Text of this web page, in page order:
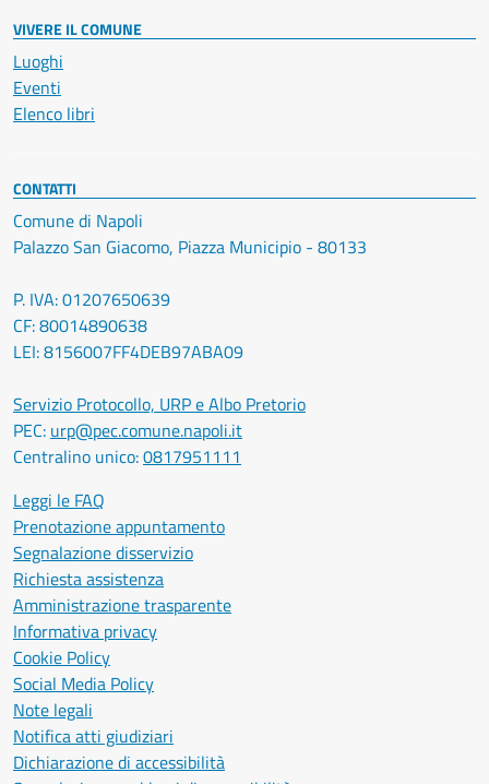
VIVERE IL COMUNE
Luoghi
Eventi
Elenco libri
CONTATTI
Comune di Napoli
Palazzo San Giacomo, Piazza Municipio - 80133
P. IVA: 01207650639
CF: 80014890638
LEI: 8156007FF4DEB97ABA09
Servizio Protocollo, URP e Albo Pretorio
PEC: urp@pec.comune.napoli.it
Centralino unico:0817951111
Leggi le FAQ
Prenotazione appuntamento
Segnalazione disservizio
Richiesta assistenza
Amministrazione trasparente
Informativa privacy
Cookie Policy
Social Media Policy
Note legali
Notifica atti giudiziari
Dichiarazione di accessibilità